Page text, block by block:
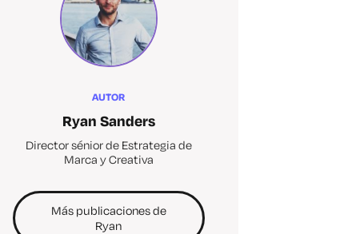
AUTOR
Ryan Sanders
Director sénior de Estrategia de
Marca y Creativa
Más publicaciones de
Ryan